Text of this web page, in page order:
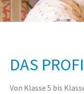
DAS
Von Klasse 5 bis